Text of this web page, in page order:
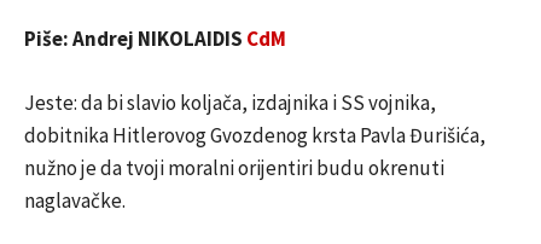
Piše: Andrej NIKOLAIDIS CdM
Jeste: da bi slavio koljača, izdajnika i SS vojnika,
dobitnika Hitlerovog Gvozdenog krsta Pavla Đurišića,
nužno je da tvoji moralni orijentiri budu okrenuti
naglavačke.